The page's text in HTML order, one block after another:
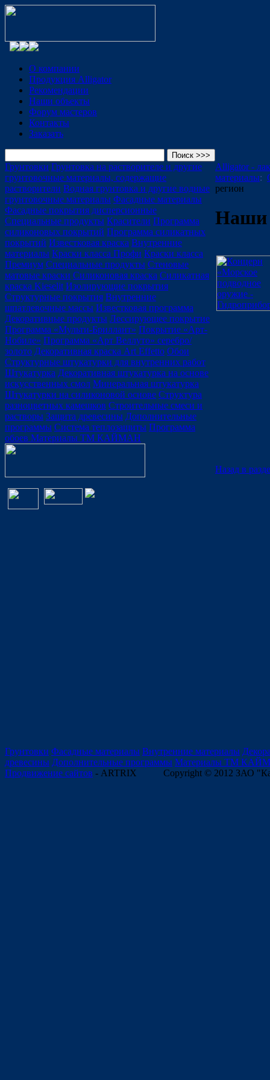
О компании
Продукция Alligator
Рекомендации
Наши объекты
Форум мастеров
Контакты
Заказать
Грунтовки Грунтовка на растворителе и другие
грунтовочные материалы, содержащие
растворители Водная грунтовка и другие водные
грунтовочные материалы Фасадные материалы
Фасадные покрытия дисперсионные
Специальные продукты Красители Программа
силиконовых покрытий Программа силикатных
покрытий Известковая краска Внутренние
материалы Краски класса Профи Краски класса
Премиум Специальные продукты Стеновые
матовые краски Силиконовая краска Силикатная
краска Kieselit Изолирующие покрытия
Структурные покрытия Внутренние
шпатлевочные массы Известковая программа
Декоративные продукты Лессирующее покрытие
Программа «Мульти-Бриллант» Покрытие «Арт-
Нобиле» Программа «Арт Веллуто» серебро/
золото Декоративная краска Art Effetto Обои
Структурные штукатурки для внутренних работ
Штукатурка Декоративная штукатурка на основе
искусственных смол Минеральная штукатурка
Штукатурки на силиконовой основе Структура
разноцветных камешков Строительные смеси и
растворы Защита древесины Дополнительные
программы Система теплозащиты Программа
обоев Материалы ТМ КАЙМАН
Alligator -
материалы:
регион
Наши
Назад в
Грунтовки Фасадные материалы Внутренние материалы
древесины Дополнительные программы Материалы ТМ
Продвижение сайтов - ARTRIX Copyright © 2012 ЗАО